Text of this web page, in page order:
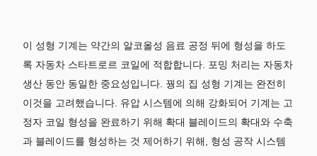
이 성형 기계는 약간의 알코올성 음료 공정 뒤에 형성을 하도
록 자동차 스타트로르 코일에 적합합니다. 포밍 처리는 자동차
생산 동안 동일한 중요성입니다. 꿩의 집 성형 기계는 완전히
이것을 고려했습니다. 유압 시스템에 의해 강화되어 기계는 고
정자 코일 형성을 완료하기 위해 확대 블레이드의 확대와 수축
과 블레이드를 형성하는 것 제어하기 위해, 형성 공작 시스템